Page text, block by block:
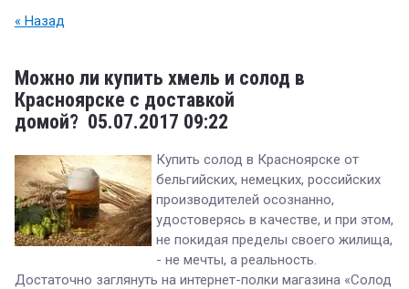
« Назад
Можно ли купить хмель и солод в
Красноярске с доставкой
домой? 05.07.2017 09:22
Купить солод в Красноярске от
бельгийских, немецких, российских
производителей осознанно,
удостоверясь в качестве, и при этом,
не покидая пределы своего жилища,
- не мечты, а реальность.
Достаточно заглянуть на интернет-полки магазина «Солод